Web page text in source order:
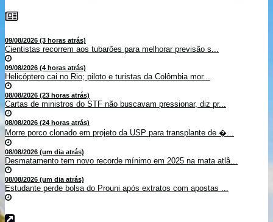
09/08/2026 (3 horas atrás)
Cientistas recorrem aos tubarões para melhorar previsão s...
09/08/2026 (4 horas atrás)
Helicóptero cai no Rio; piloto e turistas da Colômbia mor...
08/08/2026 (23 horas atrás)
Cartas de ministros do STF não buscavam pressionar, diz pr...
08/08/2026 (24 horas atrás)
Morre porco clonado em projeto da USP para transplante de �...
08/08/2026 (um dia atrás)
Desmatamento tem novo recorde mínimo em 2025 na mata atlâ...
08/08/2026 (um dia atrás)
Estudante perde bolsa do Prouni após extratos com apostas ...